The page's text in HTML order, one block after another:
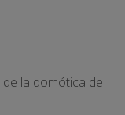
la domótica de